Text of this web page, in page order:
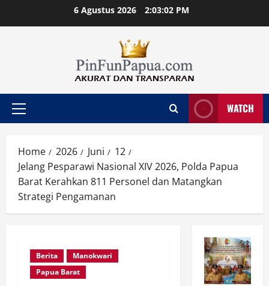
6 Agustus 2026 2:03:03 PM
Primary
WATCH
Home 2026 Juni
12
Jelang Pesparawi Nasional XIV 2026, Polda Papua
Barat Kerahkan 811 Personel dan Matangkan
Strategi Pengamanan
Berita
Manokwari
Papua Barat